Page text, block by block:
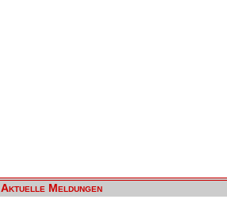
Aktuelle Meldungen